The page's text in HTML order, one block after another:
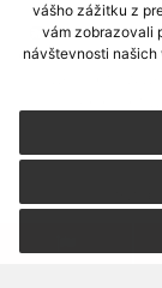
vášho zážitku z
vám zobrazovali
návštevnosti
využite možnosť
CMS systém